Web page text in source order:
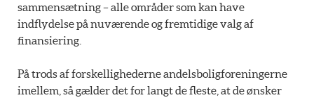
sammensætning – alle områder som kan have
indflydelse på nuværende og fremtidige valg af
finansiering.
På trods af forskellighederne andelsboligforeningerne
imellem, så gælder det for langt de fleste, at de ønsker